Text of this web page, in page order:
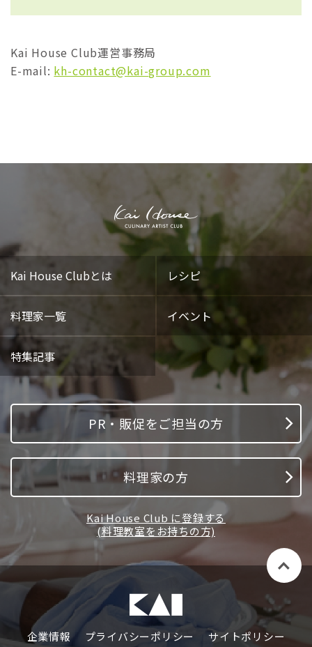
Kai House Club運営事務局
E-mail: kh-contact@kai-group.com
Kai House Clubとは レシピ
料理家一覧 イベント
特集記事
PR・販促をご担当の方
料理家の方
Kai House Club に登録する
(料理教室をお持ちの方)
企業情報 プライバシーポリシー サイトポリシー